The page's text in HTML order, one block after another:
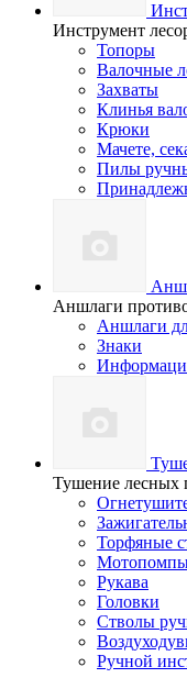
Инструмент
Топоры
Валочные
Захваты
Клинья
Крюки
Мачете,
Пилы
Аншлаги
Аншлаги
Знаки
Тушение лесных
Торфяные
Рукава
Головки
Стволы
Ручной